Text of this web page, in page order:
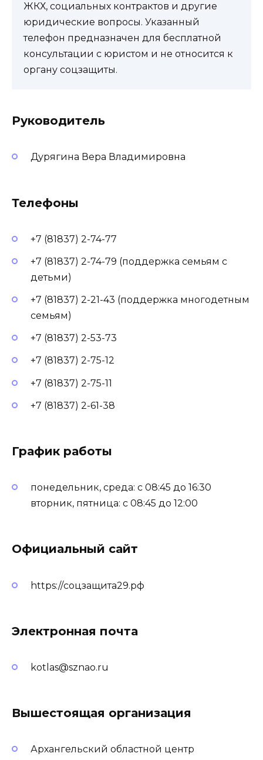
ЖКХ, социальных контрактов и другие
юридические вопросы. Указанный
телефон предназначен для бесплатной
консультации с юристом и не относится к
органу соцзащиты.
Руководитель
Дурягина Вера Владимировна
Телефоны
+7 (81837) 2-74-77
+7 (81837) 2-74-79 (поддержка семьям с
детьми)
+7 (81837) 2-21-43 (поддержка многодетным
семьям)
+7 (81837) 2-53-73
+7 (81837) 2-75-12
+7 (81837) 2-75-11
+7 (81837) 2-61-38
График работы
понедельник, среда: с 08:45 до 16:30
вторник, пятница: с 08:45 до 12:00
Официальный сайт
https://соцзащита29.рф
Электронная почта
kotlas@sznao.ru
Вышестоящая организация
Архангельский областной центр